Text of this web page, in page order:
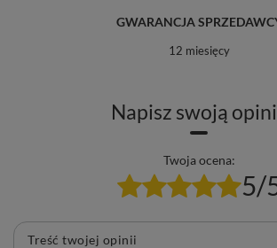
GWARANCJA
12 miesięcy
Napisz swoją
Twoja ocena:
5/
Treść twojej opinii